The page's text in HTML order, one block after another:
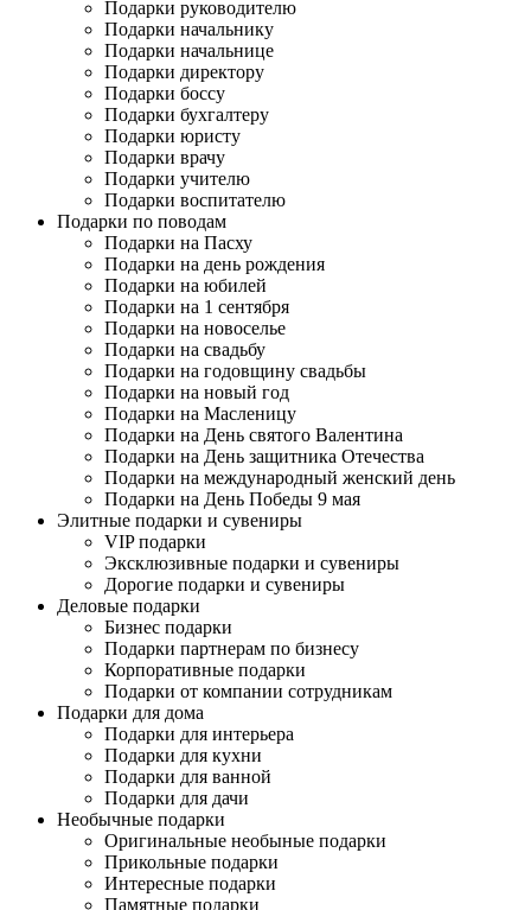
Подарки руководителю
Подарки начальнику
Подарки начальнице
Подарки директору
Подарки боссу
Подарки бухгалтеру
Подарки юристу
Подарки врачу
Подарки учителю
Подарки воспитателю
Подарки по поводам
Подарки на Пасху
Подарки на день рождения
Подарки на юбилей
Подарки на 1 сентября
Подарки на новоселье
Подарки на свадьбу
Подарки на годовщину свадьбы
Подарки на новый год
Подарки на Масленицу
Подарки на День святого Валентина
Подарки на День защитника Отечества
Подарки на международный женский день
Подарки на День Победы 9 мая
Элитные подарки и сувениры
VIP подарки
Эксклюзивные подарки и сувениры
Дорогие подарки и сувениры
Деловые подарки
Бизнес подарки
Подарки партнерам по бизнесу
Корпоративные подарки
Подарки от компании сотрудникам
Подарки для дома
Подарки для интерьера
Подарки для кухни
Подарки для ванной
Подарки для дачи
Необычные подарки
Оригинальные необыные подарки
Прикольные подарки
Интересные подарки
Памятные подарки